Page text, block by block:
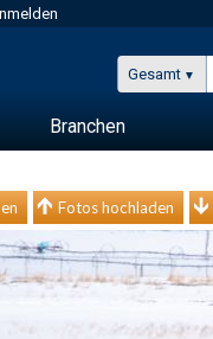
Gesamt
Branchen
Fotos hochladen